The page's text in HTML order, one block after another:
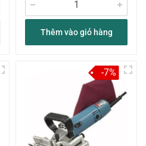
Thêm vào giỏ hàng
-7%